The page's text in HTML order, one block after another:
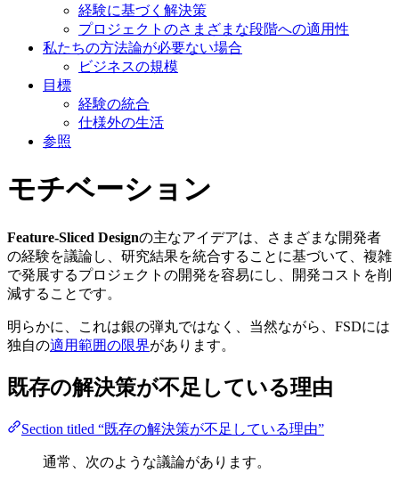
経験に基づく解決策
プロジェクトのさまざまな段階への適用性
私たちの方法論が必要ない場合
ビジネスの規模
目標
経験の統合
仕様外の生活
参照
モチベーション
Feature-Sliced Designの主なアイデアは、さまざまな開発者
の経験を議論し、研究結果を統合することに基づいて、複雑
で発展するプロジェクトの開発を容易にし、開発コストを削
減することです。
明らかに、これは銀の弾丸ではなく、当然ながら、FSDには
独自の適用範囲の限界があります。
既存の解決策が不足している理由
Section titled “既存の解決策が不足している理由”
通常、次のような議論があります。